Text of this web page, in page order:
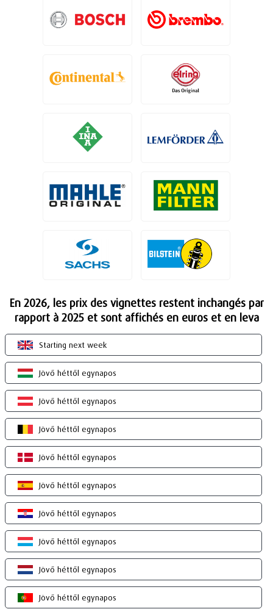
En 2026, les prix des vignettes restent inchangés par
rapport à 2025 et sont affichés en euros et en leva
Starting next week
Jövő héttől egynapos
Jövő héttől egynapos
Jövő héttől egynapos
Jövő héttől egynapos
Jövő héttől egynapos
Jövő héttől egynapos
Jövő héttől egynapos
Jövő héttől egynapos
Jövő héttől egynapos